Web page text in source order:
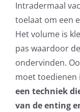
Intradermaal
toelaat om een
Het volume is
pas waardoor
ondervinden.
moet toedienen
een techniek
van de enting